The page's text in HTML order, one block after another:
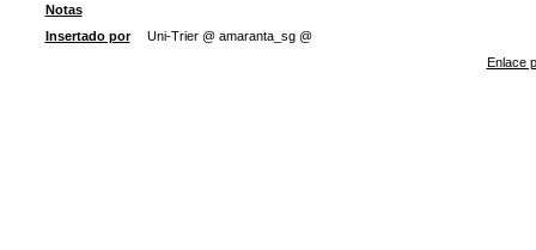
Notas
Insertado por
Uni-Trier @ amaranta_sg @
Enlace